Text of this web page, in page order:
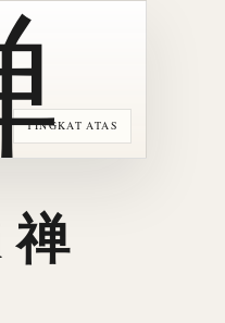
TINGKAT ATAS